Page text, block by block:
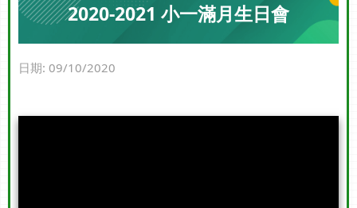
2020-2021 小一滿月生日會
日期: 09/10/2020